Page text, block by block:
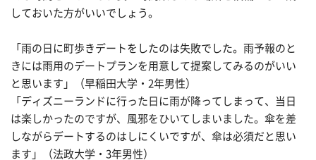
しておいた方がいいでしょう。
「雨の日に町歩きデートをしたのは失敗でした。雨予報のと
きには雨用のデートプランを用意して提案してみるのがいい
と思います」（早稲田大学・2年男性）
「ディズニーランドに行った日に雨が降ってしまって、当日
は楽しかったのですが、風邪をひいてしまいました。傘を差
しながらデートするのはしにくいですが、傘は必須だと思い
ます」（法政大学・3年男性）